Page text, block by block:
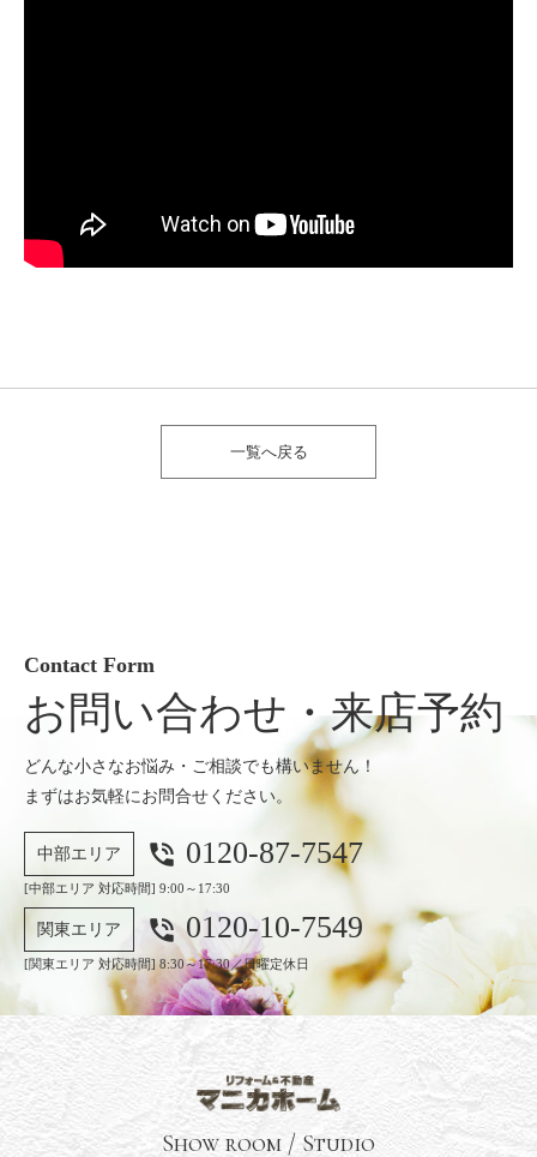
一覧へ戻る
Contact Form
お問い合わせ・来店予約
どんな小さなお悩み・ご相談でも構いません！
まずはお気軽にお問合せください。
中部エリア phone_in_talk 0120-87-7547
[中部エリア 対応時間] 9:00～17:30
関東エリア phone_in_talk 0120-10-7549
[関東エリア 対応時間] 8:30～17:30／日曜定休日
Show room / Studio